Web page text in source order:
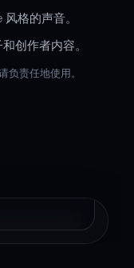
格的声音。
创作者内容。
负责任地使用。